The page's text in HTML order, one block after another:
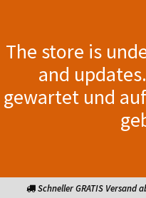
The store is
and
gewartet und
Schneller GRATIS Versand